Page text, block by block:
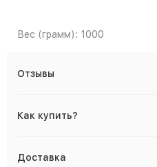
Вес (грамм): 1000
Отзывы
Как купить?
Доставка